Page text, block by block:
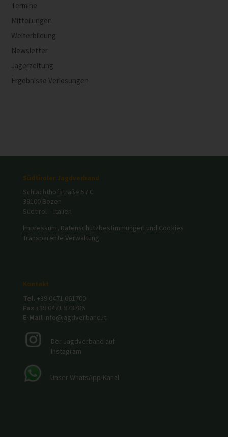
Termine
Mitteilungen
Weiterbildung
Newsletter
Jägerzeitung
Ergebnisse Verlosungen
Südtiroler Jagdverband
Schlachthofstraße 57 C
39100 Bozen
Südtirol – Italien
Impressum, Datenschutzbestimmungen und Cookies
Transparente Verwaltung
Kontakt
Tel. +39 0471 061700
Fax +39 0471 973786
E-Mail info@jagdverband.it
Der Jagdverband auf
Instagram
Unser WhatsApp-Kanal